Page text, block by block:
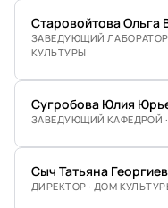
Старовойтова Ольга
ЗАВЕДУЮЩИЙ
КУЛЬТУРЫ
Сугробова Юлия
ЗАВЕДУЮЩИЙ КАФЕДРОЙ
Сыч Татьяна
ДИРЕКТОР · ДОМ